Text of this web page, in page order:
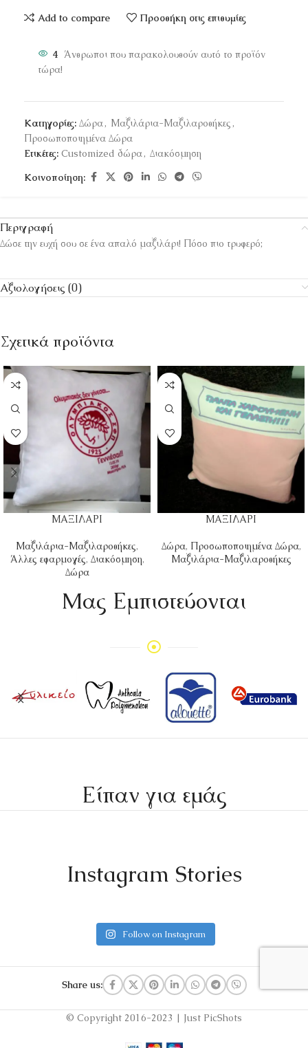
Add to compare Προσθήκη στις επιθυμίες
4 Άνθρωποι που παρακολουθούν αυτό το προϊόν
τώρα!
Κατηγορίες: Δώρα, Μαξιλάρια-Μαξιλαροθήκες ,
Προσωποποιημένα Δώρα
Ετικέτες: Customized δώρα, Διακόσμηση
Κοινοποίηση:
Περιγραφή
Δώσε την ευχή σου σε ένα απαλό μαξιλάρι! Πόσο πιο τρυφερό;
Αξιολογήσεις (0)
Σχετικά προϊόντα
ΜΑΞΙΛΑΡΙ
Μαξιλάρια-Μαξιλαροθήκες,
Άλλες εφαρμογές, Διακόσμηση,
Δώρα
ΜΑΞΙΛΑΡΙ
Δώρα, Προσωποποιημένα Δώρα,
Μαξιλάρια-Μαξιλαροθήκες
Mας Εμπιστεύονται
Είπαν για εμάς
Instagram Stories
Follow on Instagram
Share us:
© Copyright 2016-2023 | Just PicShots